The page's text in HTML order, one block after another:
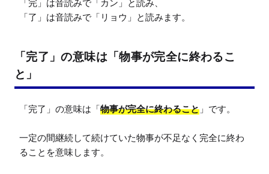
「完」は音読みで「カン」と読み、
「了」は音読みで「リョウ」と読みます。
「完了」の意味は「物事が完全に終わるこ
と」
「完了」の意味は「物事が完全に終わること 」です。
一定の間継続して続けていた物事が不足なく完全に終わ
ることを意味します。